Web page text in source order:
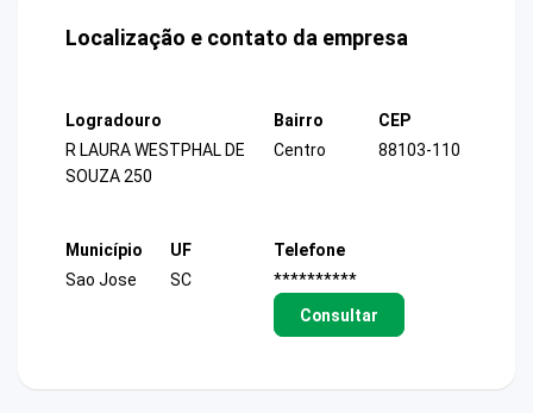
Localização e contato da empresa
Logradouro
R LAURA WESTPHAL DE
SOUZA 250
Bairro
Centro
CEP
88103-110
Município
Sao Jose
UF
SC
Telefone
**********
Consultar